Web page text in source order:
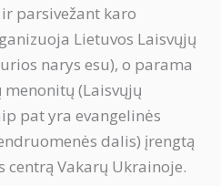
parsivežant karo
Lietuvos Laisvųjų
narys esu), o parama
(Laisvųjų
pat yra evangelinės
dalis) įrengtą
Vakarų Ukrainoje.